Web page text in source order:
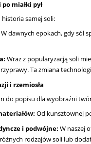
miałki pył
samej soli:
W dawnych epokach, gdy sól
Wraz z popularyzacją soli
Ta zmiana
i rzemiosła
do popisu dla wyobraźni
Od kunsztownej
i podwójne: W naszej
rodzajów soli lub